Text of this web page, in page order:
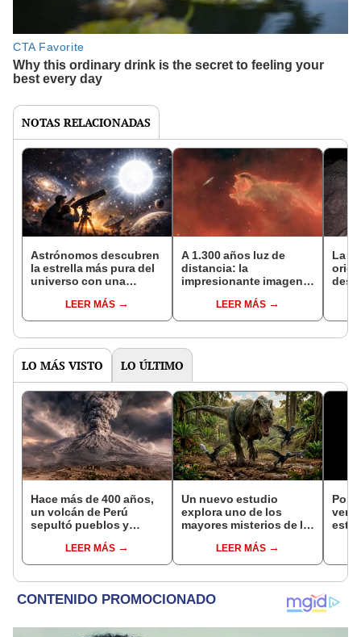
NOTAS RELACIONADAS
Astrónomos descubren
la estrella más pura del
universo con una
casi intacta: revela
secretos del cosmos
LEER MÁS
A 1.300 años luz de
distancia: la
impresionante imagen
cósmico devorando'
una galaxia
LEER MÁS
La
LO MÁS VISTO LO ÚLTIMO
Hace más de 400 años,
un volcán de Perú
sepultó pueblos y
veranos más fríos de la
historia: sigue bajo
LEER MÁS
Un nuevo estudio
explora uno de los
mayores misterios de la
diminutosLEER MÁS
Por
ver